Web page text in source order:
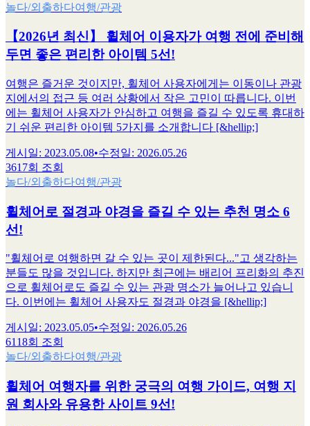
놀다/외출하다여행/관광
【2026년 최신】 휠체어 이용자가 여행 전에 준비해
두면 좋은 편리한 아이템 5선!
여행은 즐거운 것이지만, 휠체어 사용자에게는 이동이나 관광
지에서의 접근 등 여러 상황에서 작은 고민이 따릅니다. 이번
에는 휠체어 사용자가 안심하고 여행을 즐길 수 있도록 휴대하
기 쉬운 편리한 아이템 5가지를 소개합니다 [&hellip;]
게시일: 2023.05.08•수정일: 2026.05.26
3617회 조회
놀다/외출하다여행/관광
휠체어로 절경과 야경을 즐길 수 있는 추천 명소 6
선!
"휠체어로 여행하면 갈 수 있는 곳이 제한된다..."고 생각하는
분들도 많을 것입니다. 하지만 최근에는 배리어 프리화의 추진
으로 휠체어로도 즐길 수 있는 관광 명소가 늘어나고 있습니
다. 이번에는 휠체어 사용자도 절경과 야경을 [&hellip;]
게시일: 2023.05.05•수정일: 2026.05.26
6118회 조회
놀다/외출하다여행/관광
휠체어 여행자를 위한 궁극의 여행 가이드, 여행 지
원 회사와 유용한 사이트 9선!